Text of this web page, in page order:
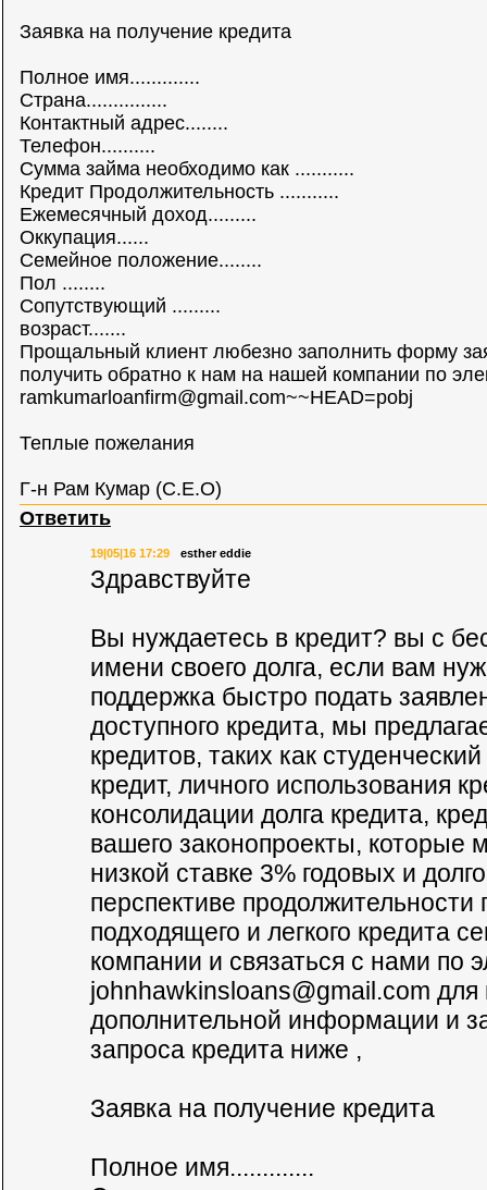
Заявка на получение кредита
Полное имя.............
Страна...............
Контактный адрес........
Телефон..........
Сумма займа необходимо как ...........
Кредит Продолжительность ...........
Ежемесячный доход.........
Оккупация......
Семейное положение........
Пол ........
Сопутствующий .........
возраст.......
Прощальный клиент любезно заполнить форму
получить обратно к нам на нашей компании по
ramkumarloanfirm@gmail.com~~HEAD=pobj
Теплые пожелания
Г-н Рам Кумар (C.E.O)
Ответить
19|05|16 17:29 esther eddie
Здравствуйте
Вы нуждаетесь в кредит? вы с
имени своего долга, если вам
поддержка быстро подать
доступного кредита, мы
кредитов, таких как
кредит, личного использования
консолидации долга кредита,
вашего законопроекты, которые
низкой ставке 3% годовых и
перспективе
подходящего и легкого кредита
компании и связаться с нами по
johnhawkinsloans@gmail.com для
дополнительной информации и
запроса кредита ниже ,
Заявка на получение кредита
Полное имя.............